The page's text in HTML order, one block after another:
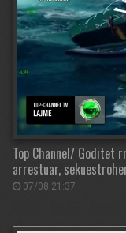
Top Channel/
arrestuar,
07/08 21:37